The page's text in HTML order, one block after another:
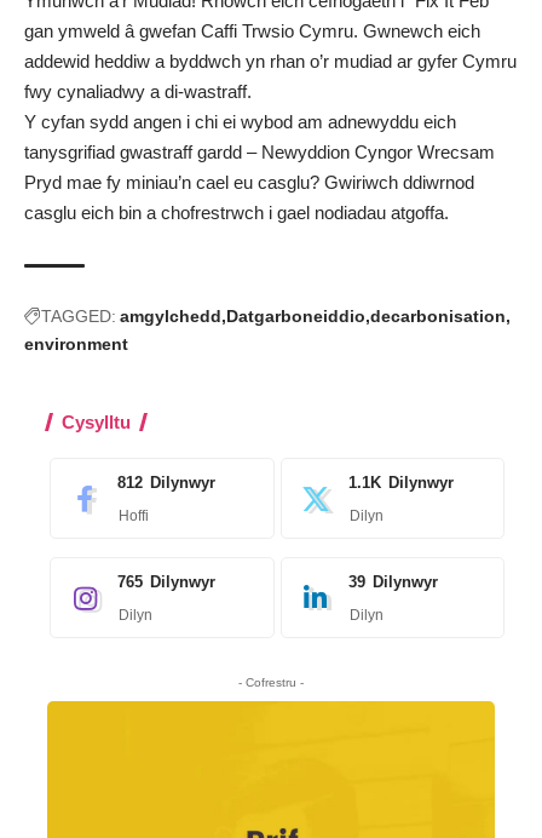
gan ymweld â gwefan Caffi Trwsio Cymru. Gwnewch eich
addewid heddiw a byddwch yn rhan o’r mudiad ar gyfer Cymru
fwy cynaliadwy a di-wastraff.
Y cyfan sydd angen i chi ei wybod am adnewyddu eich
tanysgrifiad gwastraff gardd – Newyddion Cyngor Wrecsam
Pryd mae fy miniau’n cael eu casglu? Gwiriwch ddiwrnod
casglu eich bin a chofrestrwch i gael nodiadau atgoffa.
TAGGED: amgylchedd Datgarboneiddio decarbonisation
environment
Cysylltu
812 Dilynwyr
Hoffi
1.1K Dilynwyr
Dilyn
765 Dilynwyr
Dilyn
39 Dilynwyr
Dilyn
- Cofrestru -